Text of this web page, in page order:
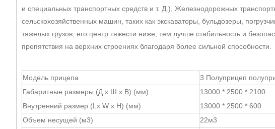
и специальных транспортных средств и т. Д.), Железнодорожных
сельскохозяйственных машин, таких как экскаваторы, бульдозеры,
тяжелых грузов, его центр тяжести ниже, тем лучше стабильность и
препятствия на верхних строениях благодаря более сильной способности.
Модель прицепа
3 Полуприцеп
Габаритные размеры (Д х Ш х В) (мм)
13000 * 2500 * 2100
Внутренний размер (Lx W x H) (мм)
13000 * 2500 * 600
Объем несущей (м3)
22м3